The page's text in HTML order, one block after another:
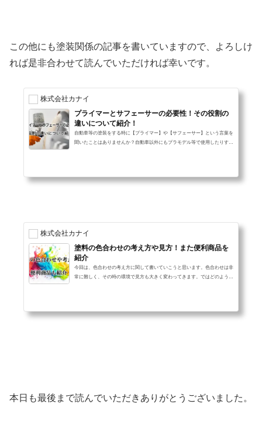
この他にも塗装関係の記事を書いていますので、よろしけ
れば是非合わせて読んでいただければ幸いです。
株式会社カナイ
プライマーとサフェーサーの必要性！その役割の
違いについて紹介！
自動車等の塗装をする時に【プライマー】や【サフェーサー】という言葉を
聞いたことはありませんか？自動車以外にもプラモデル等で使用したりする
株式会社カナイ
塗料の色合わせの考え方や見方！また便利商品を
紹介
今回は、色合わせの考え方に関して書いていこうと思います。色合わせは非
常に難しく、その時の環境で見方も大きく変わってきます。ではどのように
本日も最後まで読んでいただきありがとうございました。